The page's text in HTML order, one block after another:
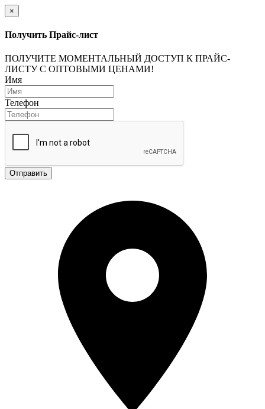
×
Получить Прайс-лист
ПОЛУЧИТЕ МОМЕНТАЛЬНЫЙ ДОСТУП К ПРАЙС-
ЛИСТУ С ОПТОВЫМИ ЦЕНАМИ!
Имя
Телефон
Отправить